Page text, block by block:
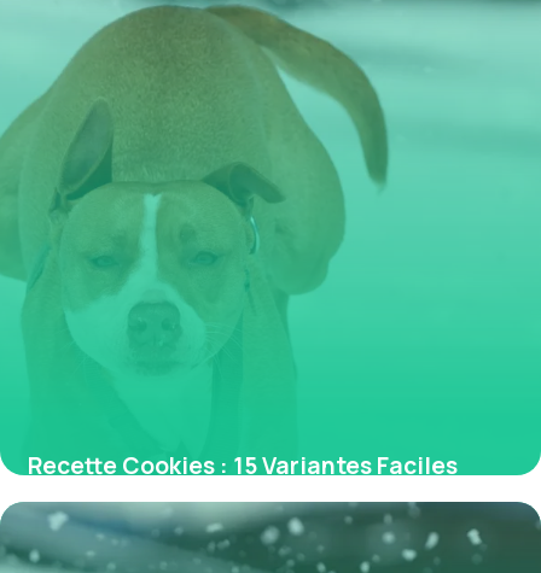
Recette Cookies : 15 Variantes Faciles
2026
29 mai 2026